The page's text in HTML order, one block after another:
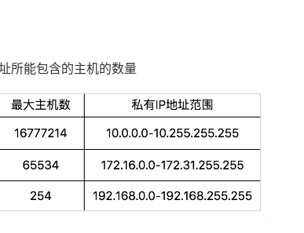
所能包含的主机的数量